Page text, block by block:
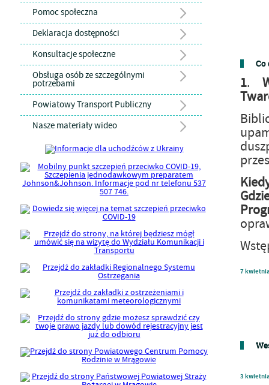
Pomoc społeczna
Deklaracja dostępności
Konsultacje społeczne
Obsługa osób ze szczególnymi
potrzebami
Powiatowy Transport Publiczny
Nasze materiały wideo
Co
1.
7
3